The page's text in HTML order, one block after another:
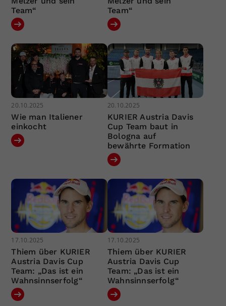
Team“
Team“
20.10.2025
Wie man Italiener
einkocht
20.10.2025
KURIER Austria Davis
Cup Team baut in
Bologna auf
bewährte Formation
17.10.2025
Thiem über KURIER
Austria Davis Cup
Team: „Das ist ein
Wahnsinnserfolg“
17.10.2025
Thiem über KURIER
Austria Davis Cup
Team: „Das ist ein
Wahnsinnserfolg“